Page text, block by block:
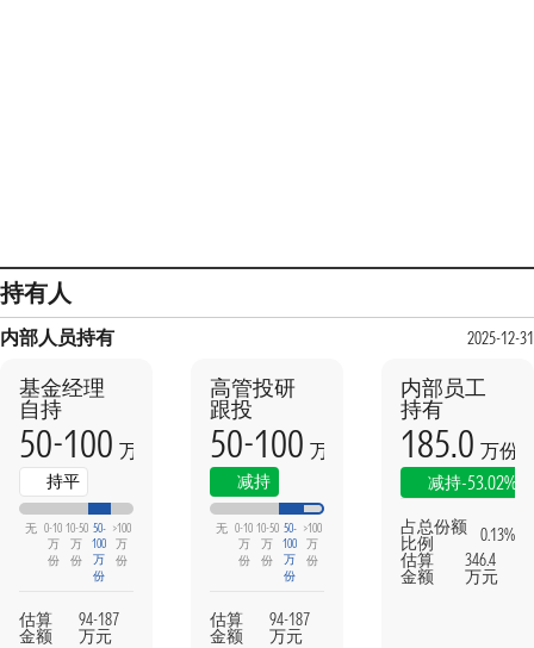
持有人
内部人员持有 2025-12-31
基金经理
自持
50-100 万份
持平
无 0-10
万
份
10-50
万
份
50-
100
万
份
>100
万
份
估算
金额
94-187
万元
高管投研
跟投
50-100 万份
减持
上期
无 0-10
万
份
10-50
万
份
50-
100
万
份
>100
万
份
估算
金额
94-187
万元
内部员工
持有
185.0 万份
减持-53.02%
占总份额
比例
0.13%
估算
金额
346.4
万元